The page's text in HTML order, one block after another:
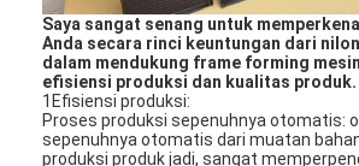
Produk
Video
Tentang kami
Saya sangat senang untuk
Anda secara rinci keuntungan dari
dalam mendukung frame forming
efisiensi produksi dan kualitas produk.
1Efisiensi produksi:
Proses produksi sepenuhnya otomatis:
sepenuhnya otomatis dari muatan
produksi produk jadi, sangat